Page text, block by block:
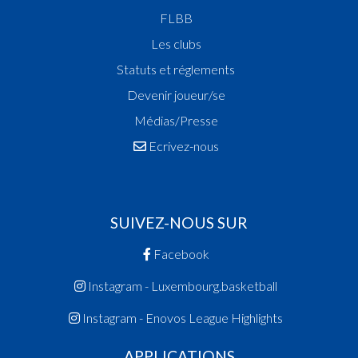
Vainqueur Coupe de Luxembourg
Champion de Luxembourg
Vainqueur Coupe de Luxembourg
Champion des Espoirs Hommes
Champion de Luxembourg
Vainqueur Coupe de Luxembourg
FLBB
Les clubs
Statuts et réglements
Devenir joueur/se
Médias/Presse
Ecrivez-nous
SUIVEZ-NOUS SUR
Facebook
Instagram - Luxembourg.basketball
Instagram - Enovos League Highlights